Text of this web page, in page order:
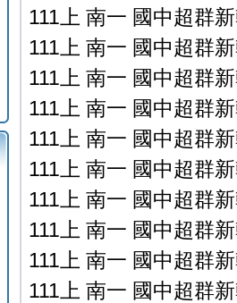
111上 南一 國中超群
111上 南一 國中超群
111上 南一 國中超群
111上 南一 國中超群
111上 南一 國中超群
111上 南一 國中超群
111上 南一 國中超群
111上 南一 國中超群
111上 南一 國中超群
111上 南一 國中超群